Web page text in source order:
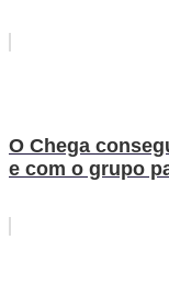
O Chega
e com o grupo